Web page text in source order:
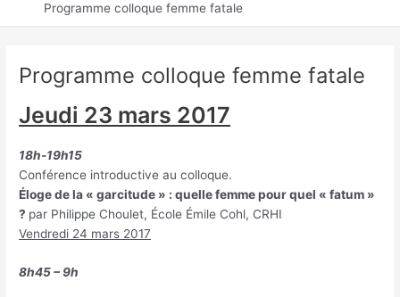
Programme colloque femme fatale
Programme colloque femme fatale
Jeudi 23 mars 2017
18h-19h15
Conférence introductive au colloque.
Éloge de la « garcitude » : quelle femme pour quel « fatum »
? par Philippe Choulet, École Émile Cohl, CRHI
Vendredi 24 mars 2017
8h45 – 9h